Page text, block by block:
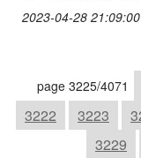
2023-04-28 21:09:00
page 3225/4071
3222
3223
3229